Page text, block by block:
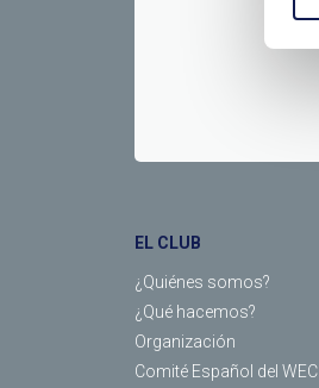
EL CLUB
¿Quiénes somos?
¿Qué hacemos?
Organización
Comité Español del WEC